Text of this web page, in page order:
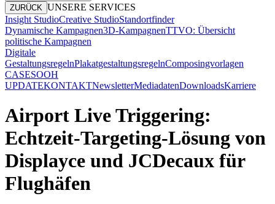
ZURÜCK UNSERE SERVICES
Insight StudioCreative StudioStandortfinder
Dynamische Kampagnen3D-KampagnenTTVO: Übersicht
politische Kampagnen
Digitale
GestaltungsregelnPlakatgestaltungsregelnComposingvorlagen
CASESOOH
UPDATEKONTAKTNewsletterMediadatenDownloadsKarriere
Airport Live Triggering:
Echtzeit-Targeting-Lösung von
Displayce und JCDecaux für
Flughäfen